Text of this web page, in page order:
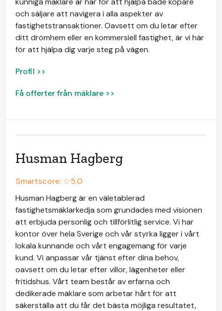
och säljare att navigera i alla aspekter av
fastighetstransaktioner. Oavsett om du letar efter
ditt drömhem eller en kommersiell fastighet, är vi här
för att hjälpa dig varje steg på vägen.
Profil >>
Få offerter från mäklare >>
Husman Hagberg
Smartscore: ☆5.0
Husman Hagberg är en väletablerad
fastighetsmäklarkedja som grundades med visionen
att erbjuda personlig och tillförlitlig service. Vi har
kontor över hela Sverige och vår styrka ligger i vårt
lokala kunnande och vårt engagemang för varje
kund. Vi anpassar vår tjänst efter dina behov,
oavsett om du letar efter villor, lägenheter eller
fritidshus. Vårt team består av erfarna och
dedikerade mäklare som arbetar hårt för att
säkerställa att du får det bästa möjliga resultatet,